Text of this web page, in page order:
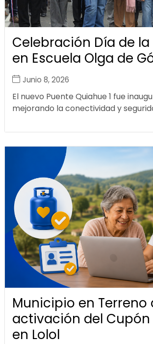
Celebración Día de la
en Escuela Olga de
Junio 8, 2026
El nuevo Puente Quiahue 1 fue
mejorando la conectividad y
Municipio en Terreno
activación del Cupón
en Lolol